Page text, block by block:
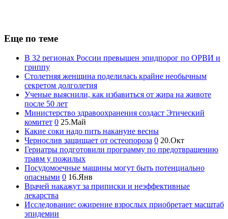
Еще по теме
В 32 регионах России превышен эпидпорог по ОРВИ и
гриппу
Столетняя женщина поделилась крайне необычным
секретом долголетия
Ученые выяснили, как избавиться от жира на животе
после 50 лет
Министерство здравоохранения создаст Этический
комитет 0 25.Май
Какие соки надо пить накануне весны
Чернослив защищает от остеопороза 0 20.Окт
Гериатры подготовили программу по предотвращению
травм у пожилых
Посудомоечные машины могут быть потенциально
опасными 0 16.Янв
Врачей накажут за приписки и неэффективные
лекарства
Исследование: ожирение взрослых приобретает масштаб
эпидемии